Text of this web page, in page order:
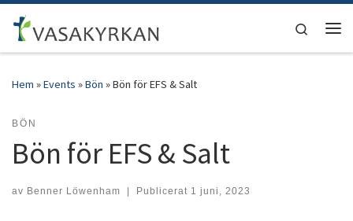
Hoppa till innehåll
Search
Hem »Events »Bön »Bön för EFS & Salt
BÖN
Bön för EFS & Salt
av Benner Löwenham | Publicerat 1 juni, 2023